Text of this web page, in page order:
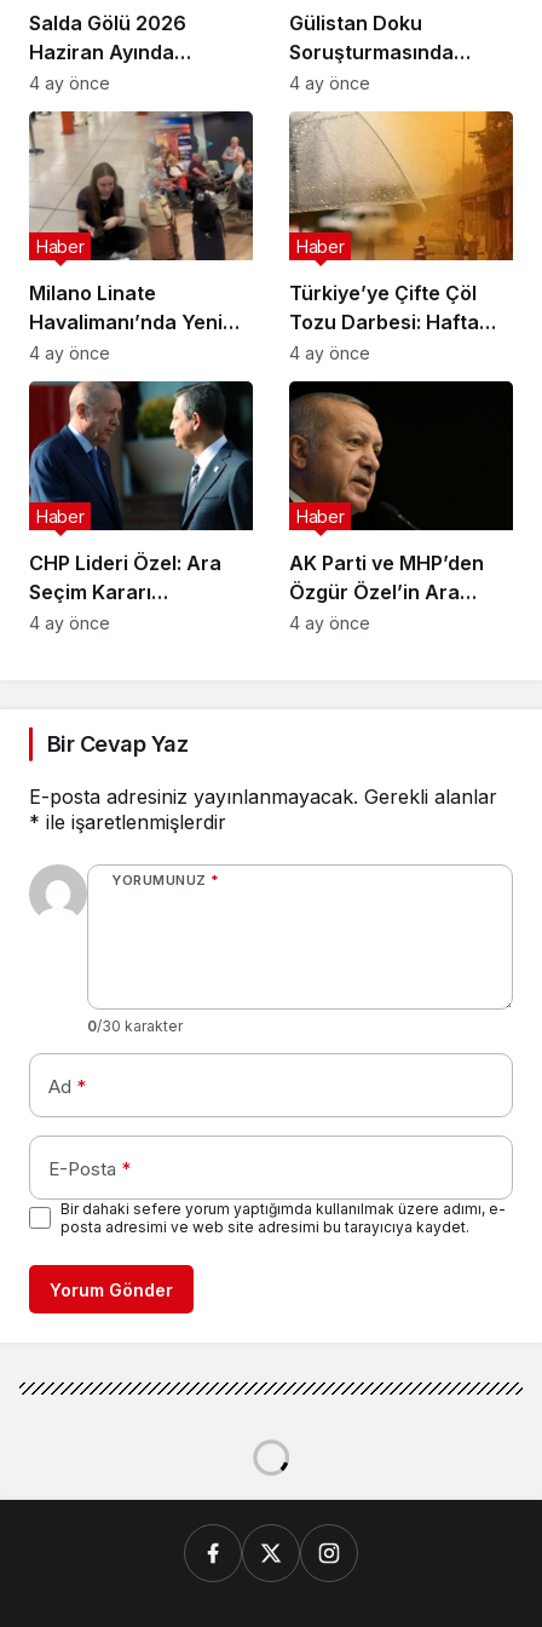
Salda Gölü 2026
Haziran Ayında
Uluslararası
Astrobiyoloji Etkinliğine
Ev Sahipliği Yapacak
4 ay önce
Gülistan Doku
Soruşturmasında
Cinayet Şüphesiyle 7
İlde Eş Zamanlı
Operasyon
4 ay önce
Milano Linate
Havalimanı’nda Yeni
Sınır Kontrol Sistemi
Aksaklıklara Yol Açtı
Haber
4 ay önce
Türkiye’ye Çifte Çöl
Tozu Darbesi: Hafta
Sonu Çamur Yağacak!
Haber
4 ay önce
CHP Lideri Özel: Ara
Seçim Kararı
Yürütmenin Değil
Haber
4 ay önce
AK Parti ve MHP’den
Özgür Özel’in Ara
Seçim Çağrısına Ret
Haber
4 ay önce
Bir Cevap Yaz
E-posta adresiniz yayınlanmayacak. Gerekli alanlar
* ile işaretlenmişlerdir
YORUMUNUZ *
0/30 karakter
Ad *
E-Posta *
Bir dahaki sefere yorum yaptığımda kullanılmak üzere adımı, e-
posta adresimi ve web site adresimi bu tarayıcıya kaydet.
Yorum Gönder